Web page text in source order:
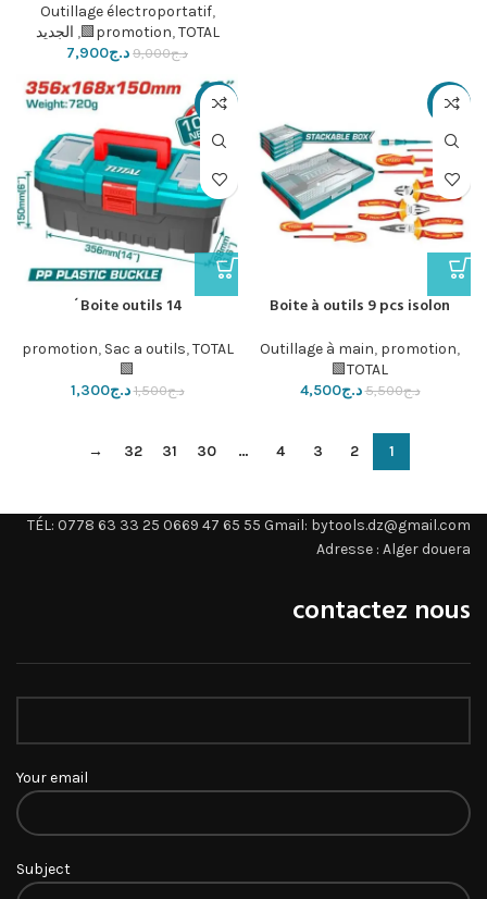
Outillage électroportatif,
promotion,TOTAL🟩
, الجديد
د.ج9,000 د.ج7,900
-18%
Boite à outils 9 pcs isolon
Outillage à main, promotion,
TOTAL🟩
د.ج5,500 د.ج4,500
-13%
Boite outils 14´
promotion, Sac a outils,TOTAL
🟩
د.ج1,500 د.ج1,300
1
2
3
4
…
30
31
32
→
TÉL: 0778 63 33 25 0669 47 65 55 Gmail: bytools.dz@gmail.com
Adresse : Alger douera
contactez nous
Your email
Subject